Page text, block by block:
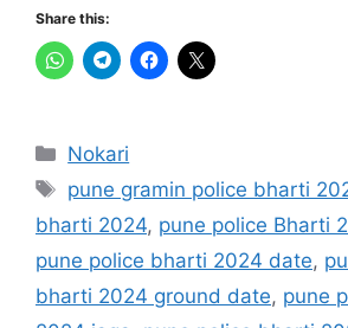
Share this:
Categories
Nokari
Tags
pune gramin police bharti
bharti 2024, pune police Bharti
pune police bharti 2024 date,
bharti 2024 ground date, pune